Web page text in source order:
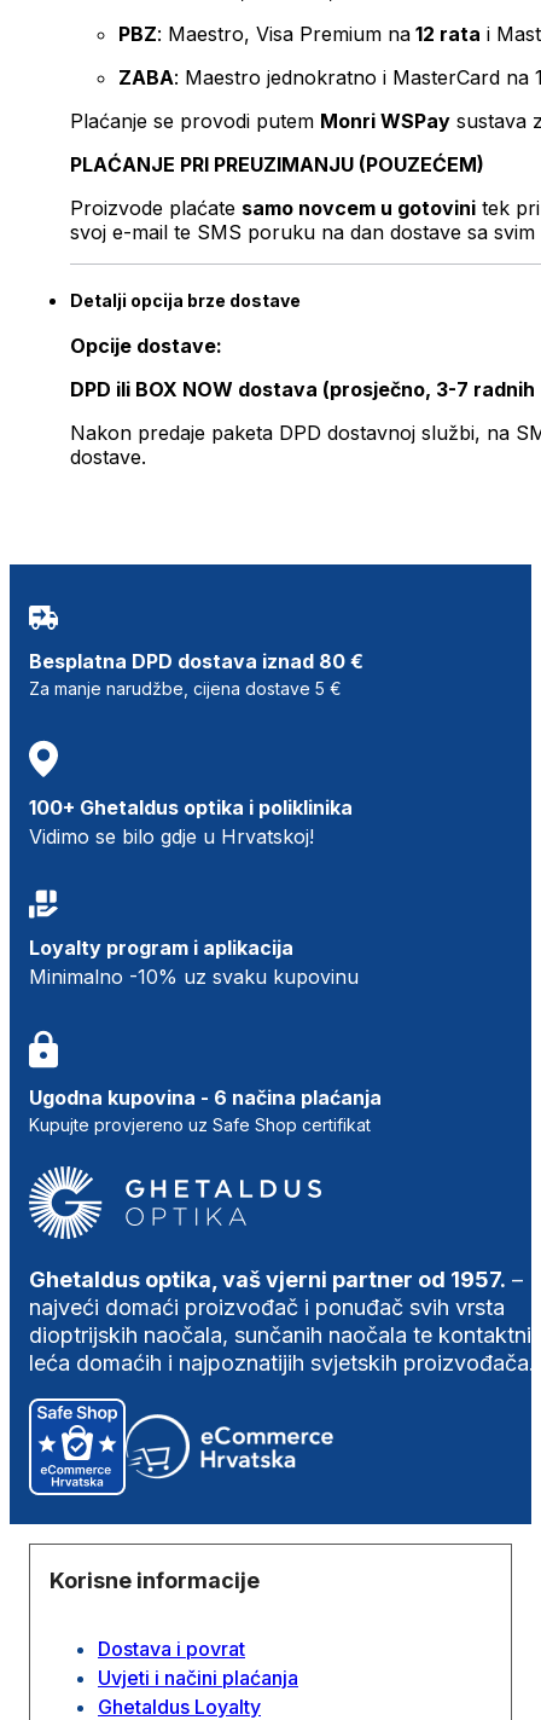
PBZ: Maestro, Visa Premium na 12 rata i
ZABA: Maestro jednokratno i MasterCard na
Plaćanje se provodi putem Monri WSPay sustava
PLAĆANJE PRI PREUZIMANJU (POUZEĆEM)
Proizvode plaćate samo novcem u gotovini tek
svoj e-mail te SMS poruku na dan dostave sa svim
Detalji opcija brze dostave
Opcije dostave:
DPD ili BOX NOW dostava (prosječno, 3-7 radnih
Nakon predaje paketa DPD dostavnoj službi, na
dostave.
Besplatna DPD dostava iznad 80 €
Za manje narudžbe, cijena dostave 5 €
100+ Ghetaldus optika i poliklinika
Vidimo se bilo gdje u Hrvatskoj!
Loyalty program i aplikacija
Minimalno -10% uz svaku kupovinu
Ugodna kupovina - 6 načina plaćanja
Kupujte provjereno uz Safe Shop certifikat
Ghetaldus optika, vaš vjerni partner od 1957. –
najveći domaći proizvođač i ponuđač svih vrsta
dioptrijskih naočala, sunčanih naočala te
leća domaćih i najpoznatijih svjetskih proizvođača.
Korisne informacije
Dostava i povrat
Uvjeti i načini plaćanja
Ghetaldus Loyalty